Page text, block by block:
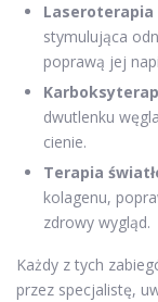
Laseroterapia
stymulująca
poprawą jej
dwutlenku
cienie.
Terapia
kolagenu,
zdrowy wygląd.
Każdy z tych
przez specjalistę,